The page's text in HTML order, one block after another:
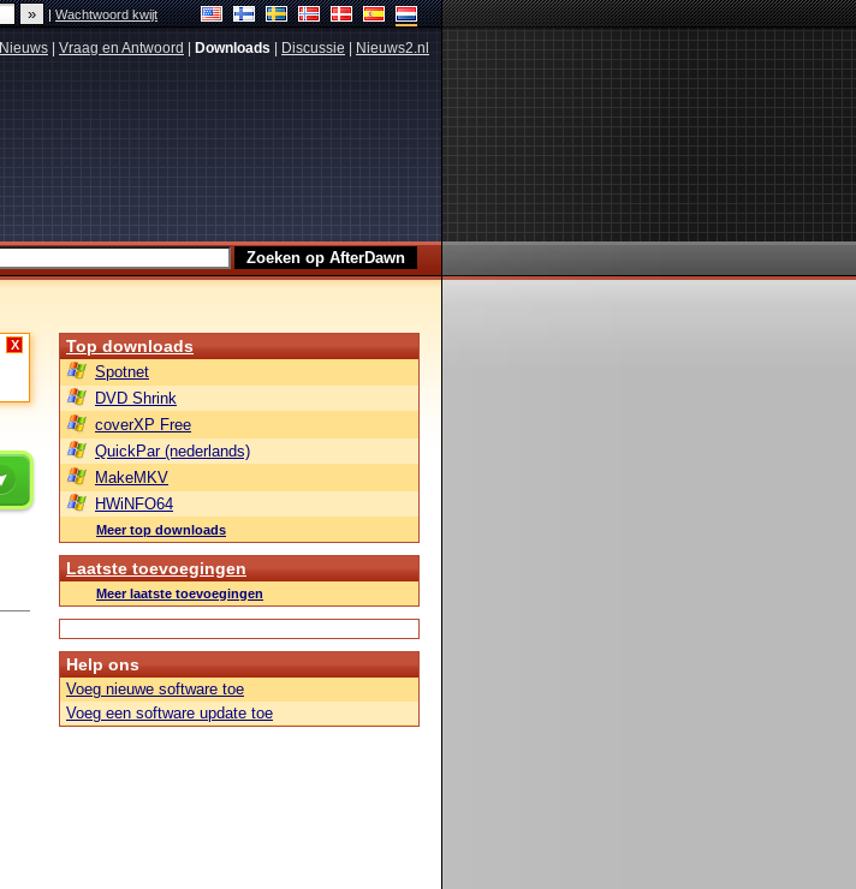
|Wachtwoord kwijt
Nieuws Vraag en Antwoord Downloads Discussie Nieuws2.nl
X Top downloads
Spotnet
DVD Shrink
coverXP Free
QuickPar (nederlands)
MakeMKV
HWiNFO64
Meer top downloads
Laatste toevoegingen
Meer laatste toevoegingen
Help ons
Voeg nieuwe software toe
Voeg een software update toe